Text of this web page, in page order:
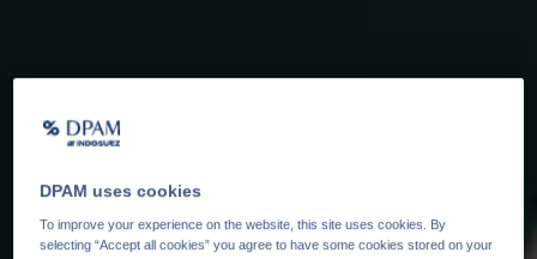
DPAM uses cookies
To improve your experience on the website, this site uses cookies. By
selecting “Accept all cookies” you agree to have some cookies stored on your